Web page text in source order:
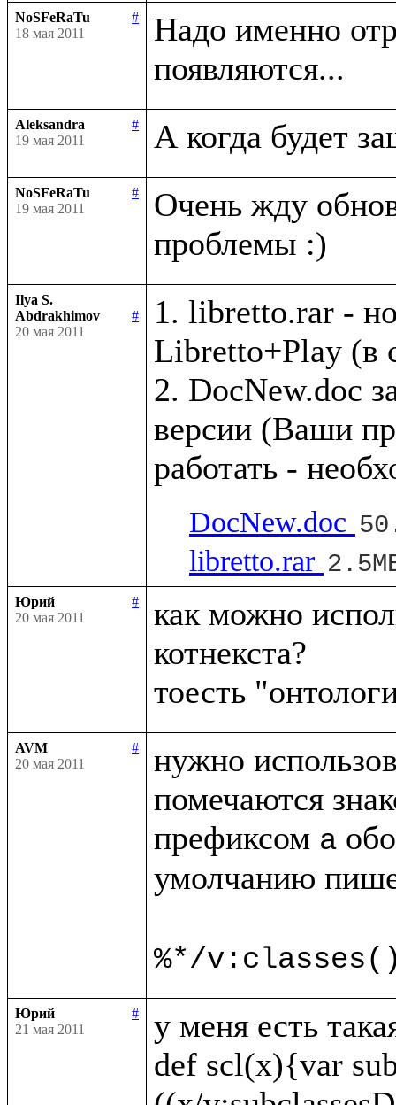
NoSFeRaTu
#
18 мая 2011
Надо именно
Aleksandra
#
19 мая 2011
NoSFeRaTu
#
19 мая 2011
Очень жду
Ilya S.
Abdrakhimov
#
20 мая 2011
1. libretto.rar -
Libretto+Play (в
2. DocNew.doc
версии (Ваши
DocNew.doc
libretto.rar
Юрий
#
20 мая 2011
как можно
котнекста?
AVM
#
20 мая 2011
нужно
помечаются
префиксом a
умолчанию
%*/
Юрий
#
21 мая 2011
у меня есть
def scl(x){var